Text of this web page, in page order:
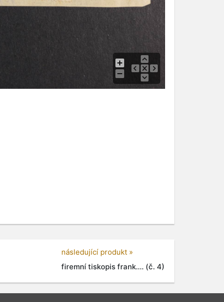
následující produkt »
firemní tiskopis frank.... (č. 4)